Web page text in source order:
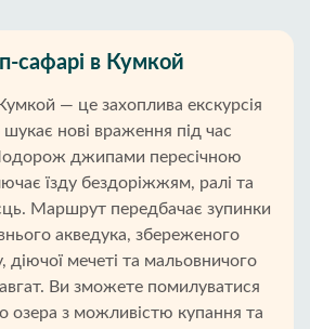
сафарі в Кумкой
— це захоплива екскурсія
нові враження під час
джипами пересічною
їзду бездоріжжям, ралі та
Маршрут передбачає зупинки
акведука, збереженого
діючої мечеті та мальовничого
Ви зможете помилуватися
озера з можливістю купання та